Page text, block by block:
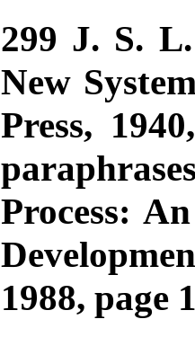
299 J. S.
New
Press,
Process:
1988, page